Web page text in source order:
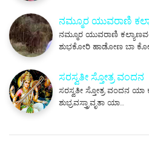
ನಮ್ಮೂರ ಯುವರಾಣಿ
ನಮ್ಮೂರ ಯುವರಾಣಿ
ಶುಭಕೋರಿ ಹಾಡೋಣ ಬಾ
ಸರಸ್ವತೀ ಸ್ತೋತ್ರ ವಂದನ
ಸರಸ್ವತೀ ಸ್ತೋತ್ರ ವಂದನ
ಶುಭ್ರವಸ್ತ್ರಾವೃತಾ ಯಾ…